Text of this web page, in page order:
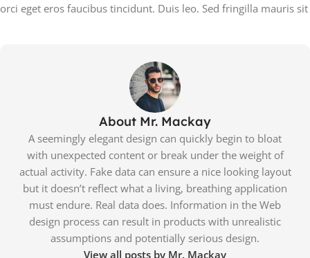
orci eget eros faucibus tincidunt. Duis leo. Sed fringilla mauris sit
About Mr. Mackay
A seemingly elegant design can quickly begin to bloat
with unexpected content or break under the weight of
actual activity. Fake data can ensure a nice looking layout
but it doesn’t reflect what a living, breathing application
must endure. Real data does. Information in the Web
design process can result in products with unrealistic
assumptions and potentially serious design.
View all posts by Mr. Mackay